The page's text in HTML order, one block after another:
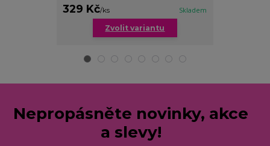
329 Kč/ks Skladem
Zvolit variantu
Nepropásněte novinky, akce
a slevy!